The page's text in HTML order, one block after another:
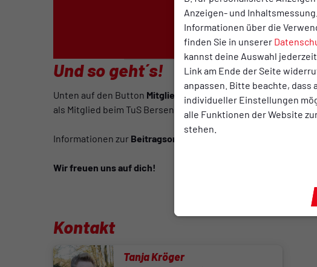
Anzeigen- und
Informationen über die
finden Sie in unserer
kannst deine Auswahl
Link am Ende der Seite
anpassen. Bitte beachte, dass
individueller Einstellungen
alle Funktionen der Website
stehen.
Und so geht´s!
Unten auf den Button Mitglied werden!
klicken und das
als Mitglied beim TuS Bersenbrück als Mitglied an!
Informationen zur Beitragsordnung
Wir freuen uns auf dich!
Kontakt
Tanja Kröger